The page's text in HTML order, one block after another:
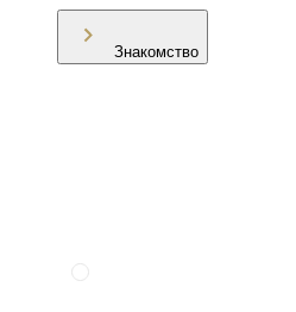
Знакомство